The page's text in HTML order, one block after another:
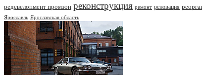
редевелопмент промзон реконструкция ремонт реновация
Ярославль Ярославская область